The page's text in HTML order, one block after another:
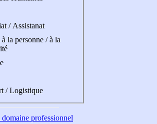
/ Assistanat
à la personne / à la
/ Logistique
professionnel